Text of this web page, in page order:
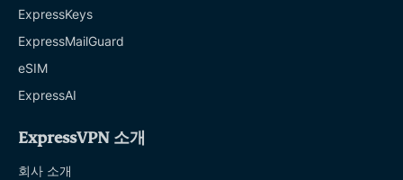
ExpressKeys
ExpressMailGuard
eSIM
ExpressAI
ExpressVPN 소개
회사 소개